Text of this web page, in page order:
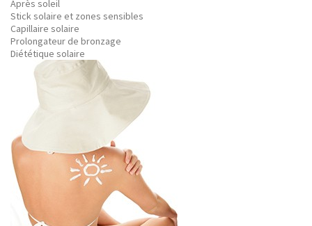
Après soleil
Stick solaire et zones sensibles
Capillaire solaire
Prolongateur de bronzage
Diététique solaire